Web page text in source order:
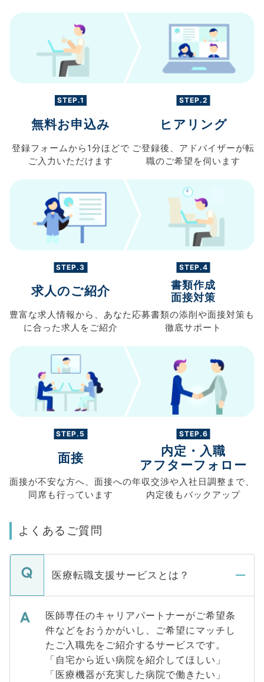
STEP.1
無料お申込み
登録フォームから 1分ほどで
ご入力 いただけます
STEP.2
ヒアリング
ご登録後、 アドバイザーが転
職のご希望を伺います
STEP.3
求人のご紹介
豊富な求人情報から、 あなた
に合った求人を ご紹介
STEP.4
書類作成
面接対策
応募書類の添削や面接対策も
徹底サポート
STEP.5
面接
面接が不安な方へ、 面接への
同席も行っています
STEP.6
内定・入職
アフターフォロー
年収交渉や入社日調整まで、
内定後もバックアップ
よくあるご質問
医療転職支援サービスとは？
医師専任のキャリアパートナーがご希望条
件などをおうかがいし、ご希望にマッチし
たご入職先をご紹介するサービスです。
「自宅から近い病院を紹介してほしい」
「医療機器が充実した病院で働きたい」